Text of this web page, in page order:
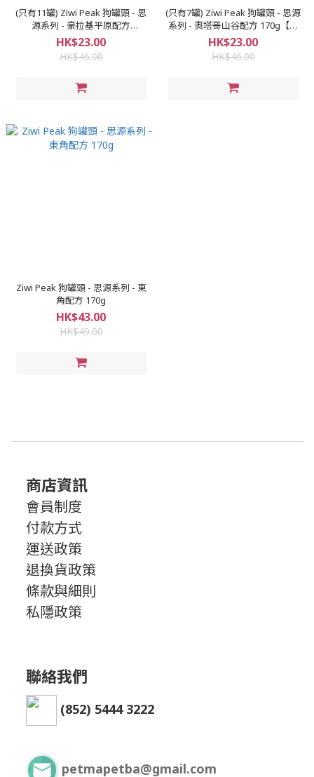
(只有11罐) Ziwi Peak 狗罐頭 - 思
源系列 - 豪拉基平原配方
170g【賞味期 27/09/2026】
HK$23.00
HK$46.00
(只有7罐) Ziwi Peak 狗罐頭 - 思源
系列 - 奧塔哥山谷配方 170g【賞
味期 22/09/2026】
HK$23.00
HK$46.00
Ziwi Peak 狗罐頭 - 思源系列 - 東
角配方 170g
HK$43.00
HK$49.00
商店資訊
會員制度
付款方式
運送政策
退換貨政策
條款與細則
私隱政策
聯絡我們
(852) 5444 3222
petmapetba@gmail.com